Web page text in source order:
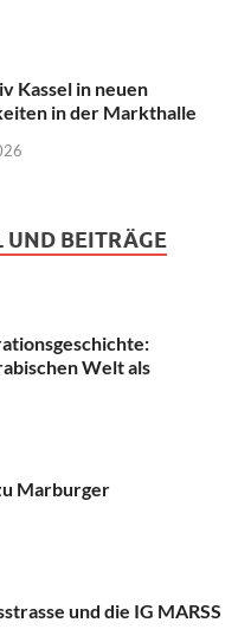
Kassel in neuen
in der Markthalle
UND BEITRÄGE
Welt als
Marburger
und die IG MARSS